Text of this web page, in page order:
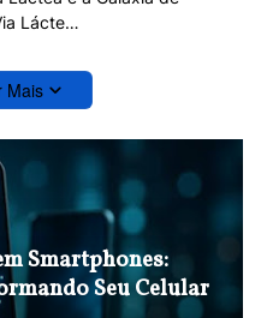
Lácte…
Mais
Smartphones:
Seu Celular